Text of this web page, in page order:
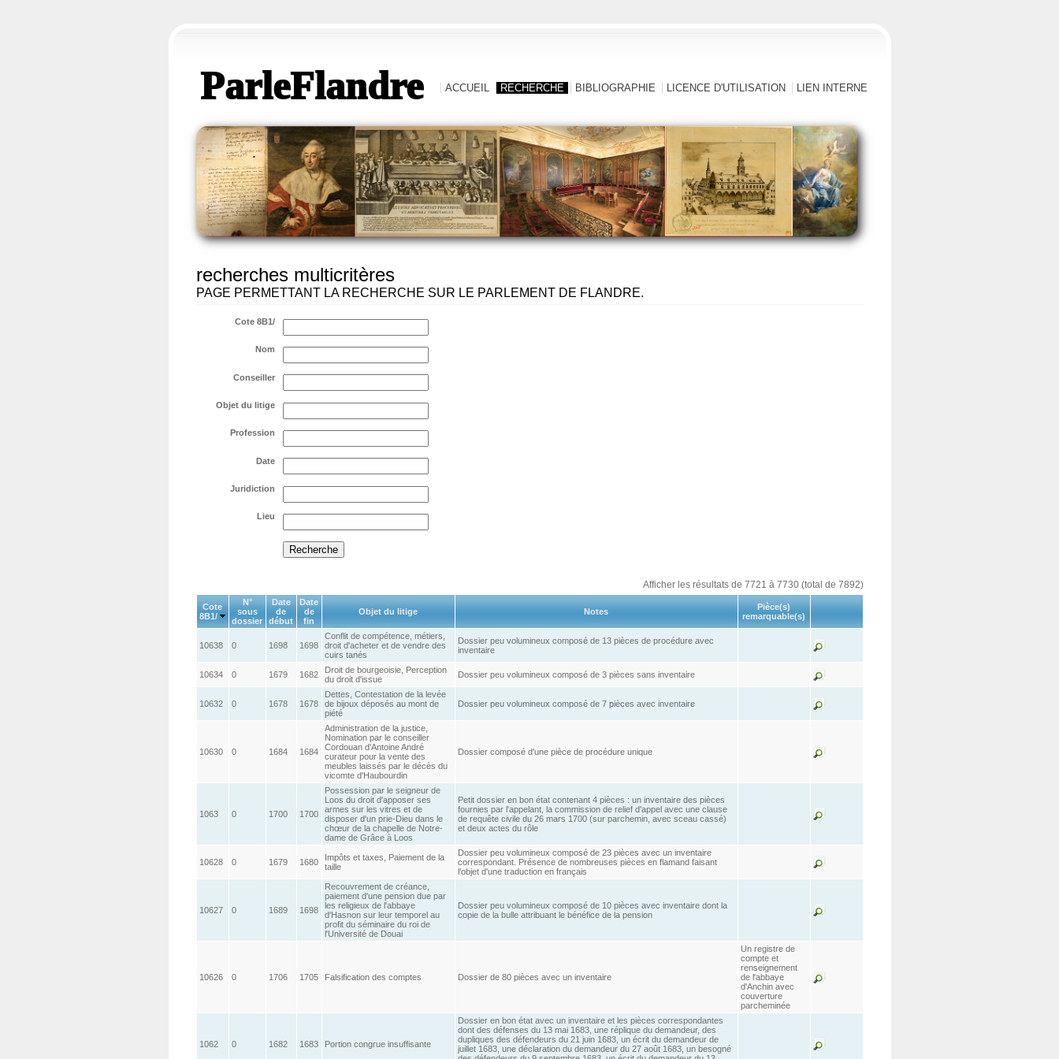
ParleFlandre ACCUEIL RECHERCHE BIBLIOGRAPHIE LICENCE D'UTILISATION LIEN INTERNE
recherches multicritères
PAGE PERMETTANT LA RECHERCHE SUR LE PARLEMENT DE FLANDRE.
Cote 8B1/
Nom
Conseiller
Objet du litige
Profession
Date
Juridiction
Lieu
Afficher les résultats de 7721 à 7730 (total de 7892)
Cote
8B1/
N°
sous
dossier
Date
de
début
Date
de
fin
Objet du litige Notes
Pièce(s)
remarquable(s)
10638 0 1698 1698
Conflit de compétence, métiers,
droit d'acheter et de vendre des
cuirs tanés
Dossier peu volumineux composé de 13 pièces de procédure avec
inventaire
10634 0 1679 1682
Droit de bourgeoisie, Perception
du droit d'issue
Dossier peu volumineux composé de 3 pièces sans inventaire
10632 0 1678 1678
Dettes, Contestation de la levée
de bijoux déposés au mont de
piété
Dossier peu volumineux composé de 7 pièces avec inventaire
10630 0 1684 1684
Administration de la justice,
Nomination par le conseiller
Cordouan d'Antoine André
curateur pour la vente des
meubles laissés par le décès du
vicomte d'Haubourdin
Dossier composé d'une pièce de procédure unique
1063 0 1700 1700
Possession par le seigneur de
Loos du droit d'apposer ses
armes sur les vitres et de
disposer d'un prie-Dieu dans le
chœur de la chapelle de Notre-
dame de Grâce à Loos
Petit dossier en bon état contenant 4 pièces : un inventaire des pièces
fournies par l'appelant, la commission de relief d'appel avec une clause
de requête civile du 26 mars 1700 (sur parchemin, avec sceau cassé)
et deux actes du rôle
10628 0 1679 1680
Impôts et taxes, Paiement de la
taille
Dossier peu volumineux composé de 23 pièces avec un inventaire
correspondant. Présence de nombreuses pièces en flamand faisant
l'objet d'une traduction en français
10627 0 1689 1698
Recouvrement de créance,
paiement d'une pension due par
les religieux de l'abbaye
d'Hasnon sur leur temporel au
profit du séminaire du roi de
l'Université de Douai
Dossier peu volumineux composé de 10 pièces avec inventaire dont la
copie de la bulle attribuant le bénéfice de la pension
10626 0 1706 1705 Falsification des comptes Dossier de 80 pièces avec un inventaire
Un registre de
compte et
renseignement
de l'abbaye
d'Anchin avec
couverture
parcheminée
1062 0 1682 1683 Portion congrue insuffisante
Dossier en bon état avec un inventaire et les pièces correspondantes
dont des défenses du 13 mai 1683, une réplique du demandeur, des
dupliques des défendeurs du 21 juin 1683, un écrit du demandeur de
juillet 1683, une déclaration du demandeur du 27 août 1683, un besogné